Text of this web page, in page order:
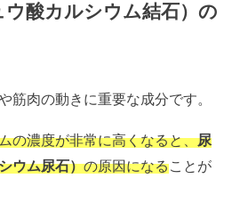
ウ酸カルシウム結石）の
筋肉の動きに重要な成分です。
の濃度が非常に高くなると、尿
ウム尿石）の原因になることが